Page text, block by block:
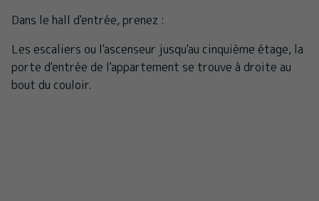
Dans le hall d'entrée, prenez :
Les escaliers ou l'ascenseur jusqu'au cinquième étage, la
porte d'entrée de l'appartement se trouve à droite au
bout du couloir.